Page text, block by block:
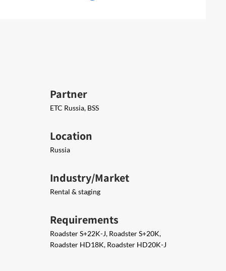
Partner
ETC Russia, BSS
Location
Russia
Industry/Market
Rental & staging
Requirements
Roadster S+22K-J, Roadster S+20K,
Roadster HD18K, Roadster HD20K-J